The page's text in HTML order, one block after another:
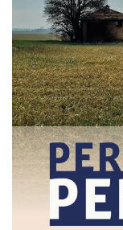
CODICI RUBRICHE